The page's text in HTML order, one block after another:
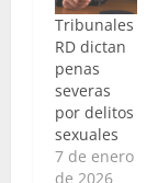
Tribunales
RD dictan
penas
severas
por delitos
sexuales
7 de enero
de 2026